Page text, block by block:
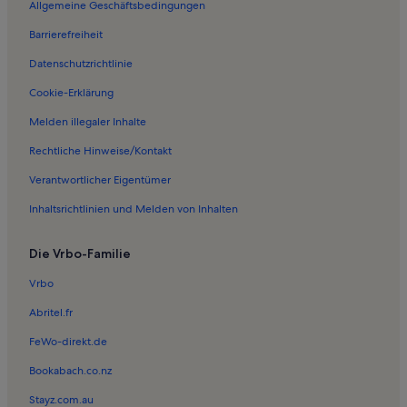
Ferienwohnungen in Biosphärenreservat Südost-Rügen
Ferienwohnungen in Strand von Binz
Ferienwohnungen in Lubkow
Ferienwohnungen in Sagard
Ferienwohnungen in Neddesitz
Ferienwohnungen in Kreidemuseum Gummanz
Ferienwohnungen in Erlebniswelt U-Boot
Ferienwohnungen in Naturerbe Zentrum Rügen
Ferienwohnungen in Binz
Ferienwohnungen in Nationalpark-Zentrum Königsstuhl
Ferienwohnungen in Rügen-Museum und DDR-Museum Prora
Ferienwohnungen in Hagen
Ferienwohnungen in Hafen Sassnitz
Ferienwohnungen in Ranzow
Allgemeine Geschäftsbedingungen
Barrierefreiheit
Datenschutzrichtlinie
Cookie-Erklärung
Melden illegaler Inhalte
Rechtliche Hinweise/Kontakt
Verantwortlicher Eigentümer
Inhaltsrichtlinien und Melden von Inhalten
Die Vrbo-Familie
Vrbo
Abritel.fr
FeWo-direkt.de
Bookabach.co.nz
Stayz.com.au